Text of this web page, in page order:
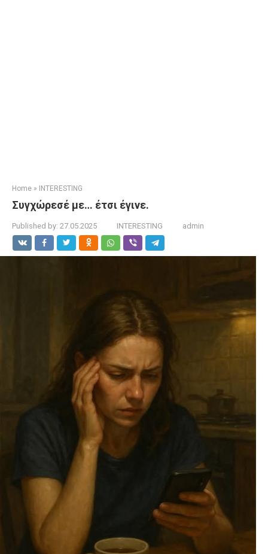
Home » INTERESTING
Συγχώρεσέ με… έτσι έγινε.
Published by: 27.05.2025 INTERESTING admin